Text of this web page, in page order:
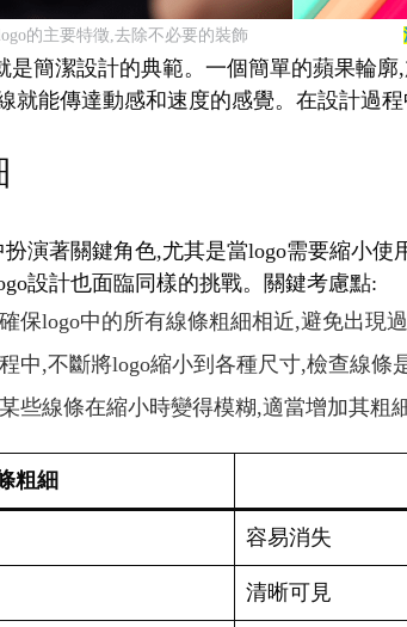
的主要特徵,去除不必要的裝飾
是簡潔設計的典範。一個簡單的蘋果輪
就能傳達動感和速度的感覺。在設計過
演著關鍵角色,尤其是當logo需要縮小
設計也面臨同樣的挑戰。關鍵考慮點:
保logo中的所有線條粗細相近,避免出現過
中,不斷將logo縮小到各種尺寸,檢查線條
些線條在縮小時變得模糊,適當增加其粗細
粗細
容易消失
清晰可見